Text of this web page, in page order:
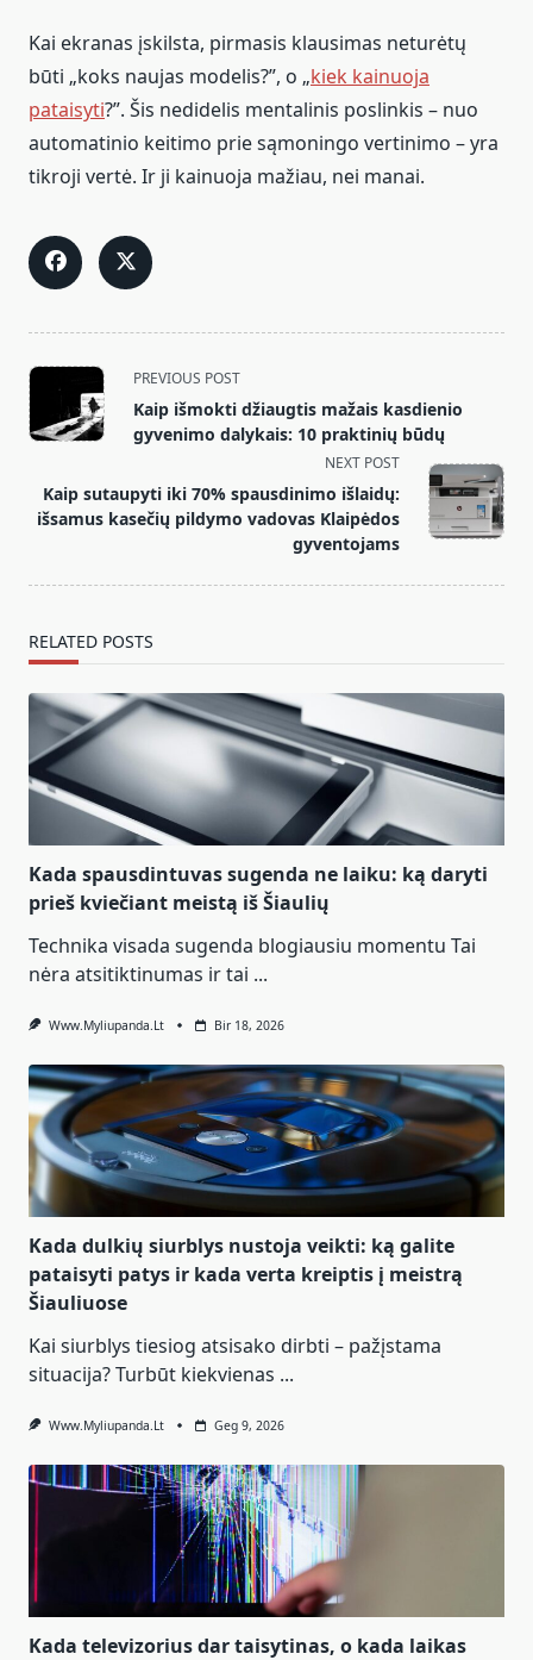
Kai ekranas įskilsta, pirmasis klausimas neturėtų
būti „koks naujas modelis?”, o „kiek kainuoja
pataisyti?”. Šis nedidelis mentalinis poslinkis – nuo
automatinio keitimo prie sąmoningo vertinimo – yra
tikroji vertė. Ir ji kainuoja mažiau, nei manai.
<span
class="nav-
subtitle
reader-
text">Page</span>
PREVIOUS POST
Kaip išmokti džiaugtis mažais kasdienio
gyvenimo dalykais: 10 praktinių būdų
NEXT POST
Kaip sutaupyti iki 70% spausdinimo išlaidų:
išsamus kasečių pildymo vadovas Klaipėdos
gyventojams
RELATED POSTS
Kada spausdintuvas sugenda ne laiku: ką daryti
prieš kviečiant meistą iš Šiaulių
Technika visada sugenda blogiausiu momentu Tai
nėra atsitiktinumas ir tai ...
Www.myliupanda.lt Bir 18, 2026
Kada dulkių siurblys nustoja veikti: ką galite
pataisyti patys ir kada verta kreiptis į meistrą
Šiauliuose
Kai siurblys tiesiog atsisako dirbti – pažįstama
situacija? Turbūt kiekvienas ...
Www.myliupanda.lt Geg 9, 2026
Kada televizorius dar taisytinas, o kada laikas